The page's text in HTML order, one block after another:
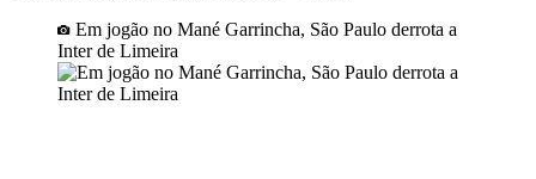
Em jogão no Mané Garrincha, São Paulo derrota a
Inter de Limeira